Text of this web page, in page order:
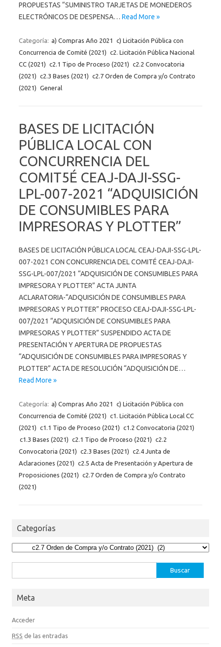
PROPUESTAS “SUMINISTRO TARJETAS DE MONEDEROS
ELECTRÓNICOS DE DESPENSA… Read More »
Categoría: a) Compras Año 2021
c) Licitación Pública con
Concurrencia de Comité (2021) c2. Licitación Pública Nacional
CC (2021) c2.1 Tipo de Proceso (2021) c2.2 Convocatoria
(2021) c2.3 Bases (2021) c2.7 Orden de Compra y/o Contrato
(2021) General
BASES DE LICITACIÓN
PÚBLICA LOCAL CON
CONCURRENCIA DEL
COMIT5É CEAJ-DAJI-SSG-
LPL-007-2021 “ADQUISICIÓN
DE CONSUMIBLES PARA
IMPRESORAS Y PLOTTER”
BASES DE LICITACIÓN PÚBLICA LOCAL CEAJ-DAJI-SSG-LPL-
007-2021 CON CONCURRENCIA DEL COMITÉ CEAJ-DAJI-
SSG-LPL-007/2021 “ADQUISICIÓN DE CONSUMIBLES PARA
IMPRESORA Y PLOTTER” ACTA JUNTA
ACLARATORIA-“ADQUISICIÓN DE CONSUMIBLES PARA
IMPRESORAS Y PLOTTER” PROCESO CEAJ-DAJI-SSG-LPL-
007/2021 “ADQUISICIÓN DE CONSUMIBLES PARA
IMPRESORAS Y PLOTTER” SUSPENDIDO ACTA DE
PRESENTACIÓN Y APERTURA DE PROPUESTAS
“ADQUISICIÓN DE CONSUMIBLES PARA IMPRESORAS Y
PLOTTER” ACTA DE RESOLUCIÓN “ADQUISICIÓN DE…
Read More »
Categoría: a) Compras Año 2021
c) Licitación Pública con
Concurrencia de Comité (2021) c1. Licitación Pública Local CC
(2021) c1.1 Tipo de Proceso (2021) c1.2 Convocatoria (2021)
c1.3 Bases (2021) c2.1 Tipo de Proceso (2021) c2.2
Convocatoria (2021) c2.3 Bases (2021) c2.4 Junta de
Aclaraciones (2021) c2.5 Acta de Presentación y Apertura de
Proposiciones (2021) c2.7 Orden de Compra y/o Contrato
(2021)
Categorías
Categorías
Meta
Acceder
RSS de las entradas